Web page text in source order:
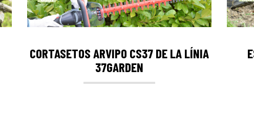
CORTASETOS ARVIPO CS37 DE LA LÍNIA
37GARDEN